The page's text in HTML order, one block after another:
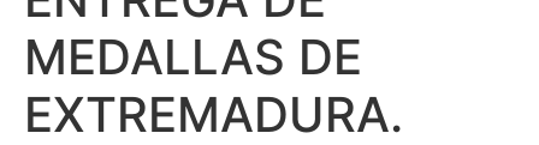
MEDALLAS DE
EXTREMADURA.